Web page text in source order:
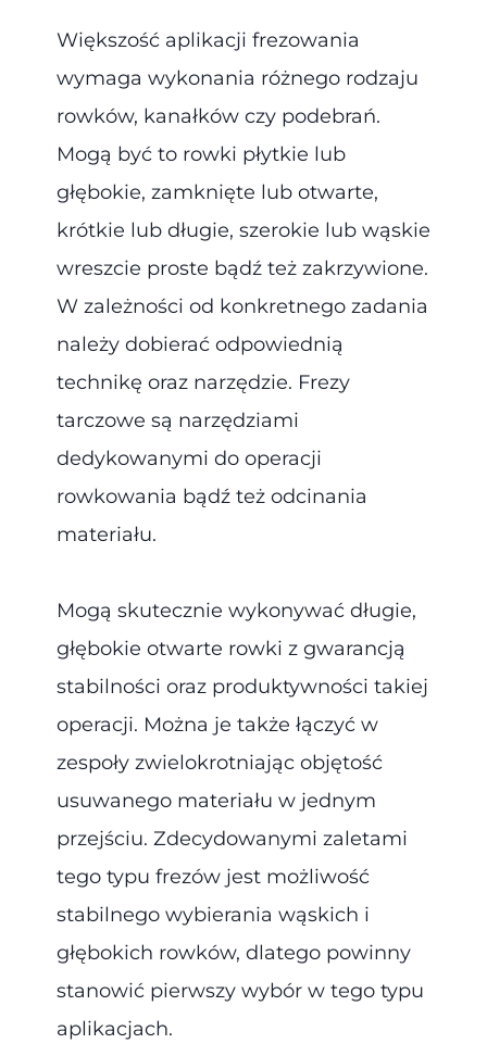
Większość aplikacji frezowania
wymaga wykonania różnego rodzaju
rowków, kanałków czy podebrań.
Mogą być to rowki płytkie lub
głębokie, zamknięte lub otwarte,
krótkie lub długie, szerokie lub wąskie
wreszcie proste bądź też zakrzywione.
W zależności od konkretnego zadania
należy dobierać odpowiednią
technikę oraz narzędzie. Frezy
tarczowe są narzędziami
dedykowanymi do operacji
rowkowania bądź też odcinania
materiału.
Mogą skutecznie wykonywać długie,
głębokie otwarte rowki z gwarancją
stabilności oraz produktywności takiej
operacji. Można je także łączyć w
zespoły zwielokrotniając objętość
usuwanego materiału w jednym
przejściu. Zdecydowanymi zaletami
tego typu frezów jest możliwość
stabilnego wybierania wąskich i
głębokich rowków, dlatego powinny
stanowić pierwszy wybór w tego typu
aplikacjach.